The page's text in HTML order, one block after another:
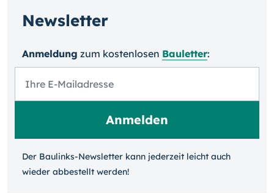
Newsletter
Anmeldung zum kosten­losen Bauletter:
Der Baulinks-Newsletter kann jeder­zeit leicht auch
wieder ab­bestellt werden!